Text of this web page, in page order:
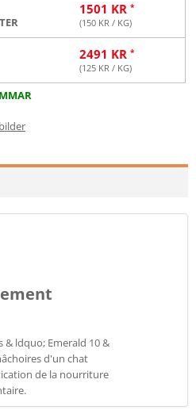
1501 KR
(150 KR / KG)
2491 KR
(125 KR / KG)
ldquo; Emerald 10 &
d'un chat
de la nourriture